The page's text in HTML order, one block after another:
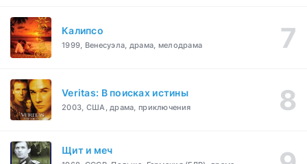
Калипсо
1999, Венесуэла, драма, мелодрама
Veritas: В поисках истины
2003, США, драма, приключения
Щит и меч